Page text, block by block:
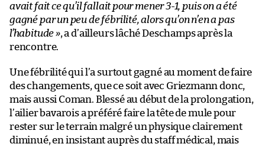
avait fait ce qu’il fallait pour mener 3-1, puis on a été
gagné par un peu de fébrilité, alors qu’on n’en a pas
l’habitude », a d’ailleurs lâché Deschamps après la
rencontre.
Une fébrilité qui l’a surtout gagné au moment de faire
des changements, que ce soit avec Griezmann donc,
mais aussi Coman. Blessé au début de la prolongation,
l’ailier bavarois a préféré faire la tête de mule pour
rester sur le terrain malgré un physique clairement
diminué, en insistant auprès du staff médical, mais